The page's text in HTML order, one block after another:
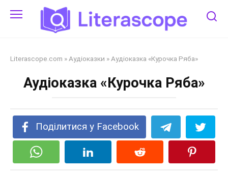
Literascope.com » Аудіоказки » Аудіоказка «Курочка Ряба»
Аудіоказка «Курочка Ряба»
Поділитися у Facebook